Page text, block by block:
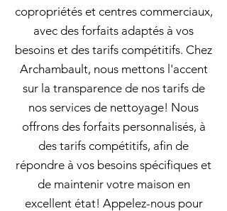
copropriétés et centres commerciaux,
avec des forfaits adaptés à vos
besoins et des tarifs compétitifs. Chez
Archambault, nous mettons l'accent
sur la transparence de nos tarifs de
nos services de nettoyage! Nous
offrons des forfaits personnalisés, à
des tarifs compétitifs, afin de
répondre à vos besoins spécifiques et
de maintenir votre maison en
excellent état! Appelez-nous pour